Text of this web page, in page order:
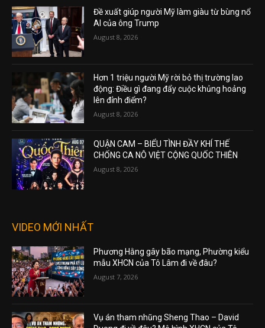
Đề xuất giúp người Mỹ làm giàu từ bùng nổ
AI của ông Trump
August 8, 2026
Hơn 1 triệu người Mỹ rời bỏ thị trường lao
động: Điều gì đang đẩy cuộc khủng hoảng
lên đỉnh điểm?
August 8, 2026
QUẬN CAM – BIỂU TÌNH ĐẦY KHÍ THẾ
CHỐNG CA NÔ VIỆT CỘNG QUỐC THIÊN
August 8, 2026
VIDEO MỚI NHẤT
Phương Hằng gây bão mạng, Phường kiểu
mẫu XHCN của Tô Lâm đi về đâu?
August 7, 2026
Vụ án tham nhũng Sheng Thao – David